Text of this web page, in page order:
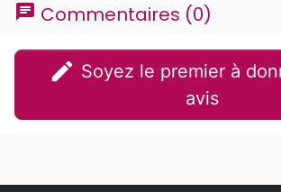
chat Commentaires (0)
edit
avis